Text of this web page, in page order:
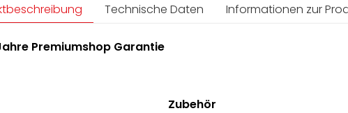
Technische Daten Informationen zur
Premiumshop Garantie
Zubehör